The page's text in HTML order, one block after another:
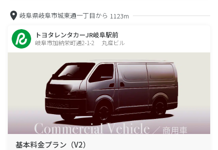
岐阜県岐阜市城東通一丁目から 1123m
トヨタレンタカーJR岐阜駅前
岐阜市加納栄町通2-1-2 丸産ビル
基本料金プラン（V2）